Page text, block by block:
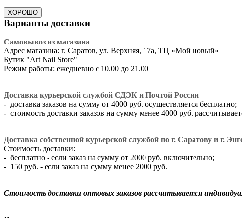
ХОРОШО
Варианты доставки
Самовывоз из магазина
Адрес магазина: г. Саратов, ул. Верхняя, 17а, ТЦ «Мой новый»
​Бутик "Art Nail Store"
Режим работы: ежедневно с 10.00 до 21.00
Доставка курьерской службой СДЭК и Почтой России
- доставка заказов на сумму от 4000 руб. осуществляется бесплатно;
- стоимость доставки заказов на сумму менее 4000 руб.
Доставка собственной курьерской службой по г. Саратову и г.
Стоимость доставки:
- бесплатно - если заказ на сумму от 2000 руб. включительно;
- 150 руб. - если заказ на сумму менее 2000 руб.
Стоимость доставки оптовых заказов рассчитывается